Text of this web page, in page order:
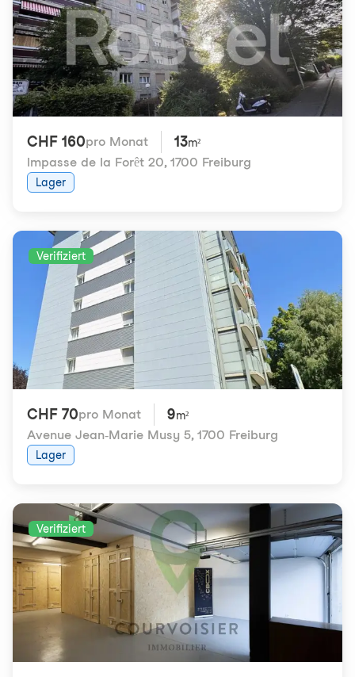
CHF 160pro Monat 13m²
Impasse de la Forêt 20, 1700 Freiburg
Lager
Verifiziert
CHF 70pro Monat 9m²
Avenue Jean-Marie Musy 5, 1700 Freiburg
Lager
Verifiziert